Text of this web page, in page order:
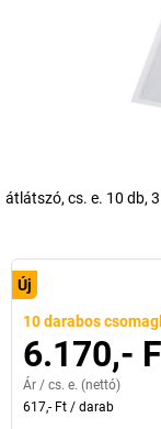
átlátszó, cs. e. 10 db, 3
Új
10 darabos
6.170,-
Ár / cs. e. (nettó)
617,- Ft / darab